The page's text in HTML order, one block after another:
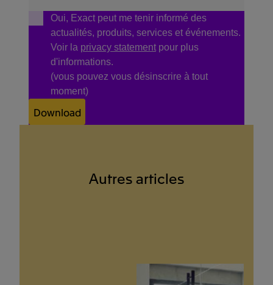
Oui, Exact peut me tenir informé des
actualités, produits, services et événements.
Voir la privacy statementpour plus
d'informations.
(vous pouvez vous désinscrire à tout
moment)
Download
Autres articles